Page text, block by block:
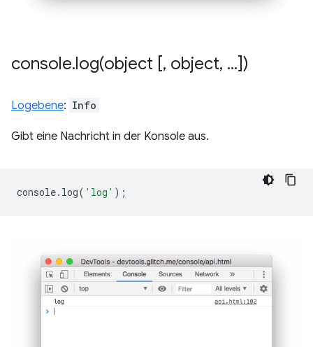
console.log(object [, object, ...])
Logebene: Info
Gibt eine Nachricht in der Konsole aus.
console. log( 'log' );